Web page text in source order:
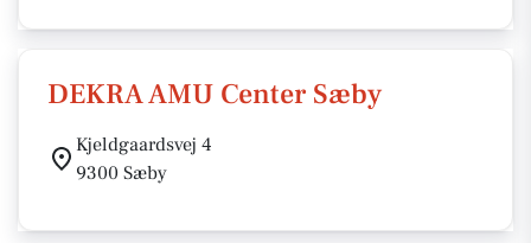
DEKRA AMU Center Sæby
Kjeldgaardsvej 4
9300 Sæby